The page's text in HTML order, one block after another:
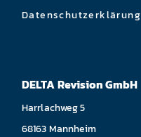
Datenschutzerklärung
DELTA Revision GmbH
Harrlachweg 5
68163 Mannheim